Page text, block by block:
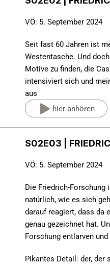
VÖ: 5. September 2024
Seit fast 60 Jahren ist
Westentasche. Und
Motive zu finden, die
intensiviert sich und
aus
hier anhören
S02E03 |
VÖ: 5. September 2024
Die Friedrich-
natürlich, wie es sich
darauf reagiert, dass da
genau gezeichnet hat.
Forschung entlarven
Pikantes Detail: der,